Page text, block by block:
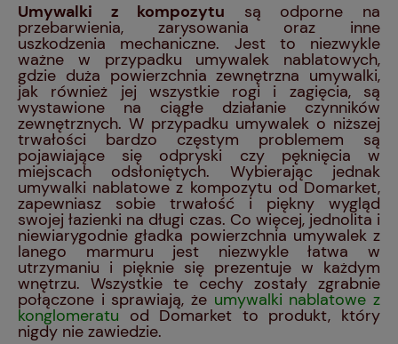
Umywalki z kompozytu są odporne na
przebarwienia, zarysowania oraz inne
uszkodzenia mechaniczne. Jest to niezwykle
ważne w przypadku umywalek nablatowych,
gdzie duża powierzchnia zewnętrzna umywalki,
jak również jej wszystkie rogi i zagięcia, są
wystawione na ciągłe działanie czynników
zewnętrznych. W przypadku umywalek o niższej
trwałości bardzo częstym problemem są
pojawiające się odpryski czy pęknięcia w
miejscach odsłoniętych. Wybierając jednak
umywalki nablatowe z kompozytu od Domarket,
zapewniasz sobie trwałość i piękny wygląd
swojej łazienki na długi czas. Co więcej, jednolita i
niewiarygodnie gładka powierzchnia umywalek z
lanego marmuru jest niezwykle łatwa w
utrzymaniu i pięknie się prezentuje w każdym
wnętrzu. Wszystkie te cechy zostały zgrabnie
połączone i sprawiają, że umywalki nablatowe z
konglomeratu od Domarket to produkt, który
nigdy nie zawiedzie.